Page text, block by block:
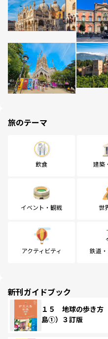
旅のテーマ
飲食 建築
イベント・観戦 世
アクティビティ 鉄道
新刊ガイドブック
１５ 地球の歩き
島①）３訂版